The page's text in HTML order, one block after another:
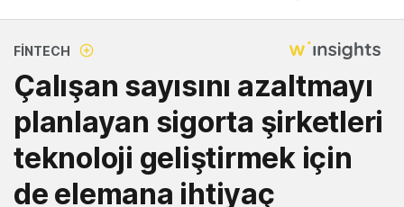
FINTECH
Çalışan sayısını azaltmayı
planlayan sigorta şirketleri
teknoloji geliştirmek için
de elemana ihtiyaç